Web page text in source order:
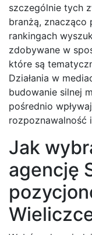
szczególnie tych
branżą,
rankingach
zdobywane w
które są
Działania w
budowanie silnej
pośrednio
rozpoznawalność
Jak
agencję